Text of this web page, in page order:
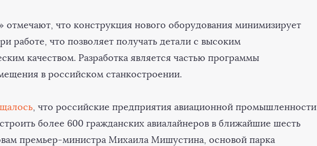
отмечают, что конструкция нового оборудования минимизирует
работе, что позволяет получать детали с высоким
качеством. Разработка является частью программы
в российском станкостроении.
, что российские предприятия авиационной промышленности
более 600 гражданских авиалайнеров в ближайшие шесть
премьер-министра Михаила Мишустина, основой парка